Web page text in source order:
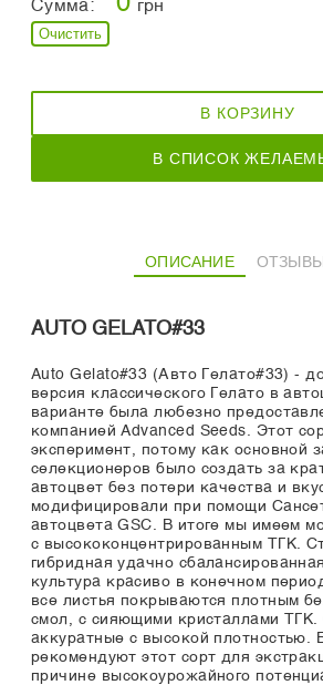
Сумма: грн
Очистить
В КОРЗИНУ
В СПИСОК
ОПИСАНИЕ
AUTO GELATO#33
Auto Gelato#33 (Авто Гелато#33) -
версия классического Гелато в
варианте была любезно
компанией Advanced Seeds. Этот
эксперимент, потому как основной
селекционеров было создать за
автоцвет без потери качества и
модифицировали при помощи
автоцвета GSC. В итоге мы имеем
с высококонцентрированным ТГК.
гибридная удачно
культура красиво в конечном
все листья покрываются плотным
смол, с сияющими кристаллами ТГК.
аккуратные с высокой плотностью.
рекомендуют этот сорт для
причине высокоурожайного